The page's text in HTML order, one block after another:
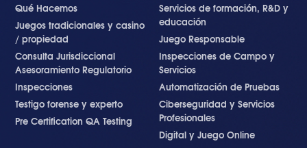
Qué Hacemos
Juegos tradicionales y casino
/ propiedad
Consulta Jurisdiccional
Asesoramiento Regulatorio
Inspecciones
Testigo forense y experto
Pre Certification QA Testing
Servicios de formación, R&D y
educación
Juego Responsable
Inspecciones de Campo y
Servicios
Automatización de Pruebas
Ciberseguridad y Servicios
Profesionales
Digital y Juego Online